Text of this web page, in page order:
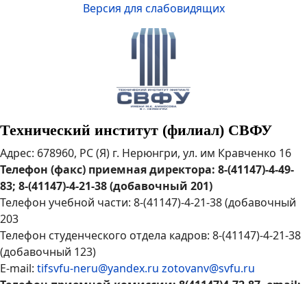
Версия для слабовидящих
Технический институт (филиал) СВФУ
Адрес: 678960, РС (Я) г. Нерюнгри, ул. им Кравченко 16
Телефон (факс) приемная директора: 8-(41147)-4-49-
83; 8-(41147)-4-21-38 (добавочный 201)
Телефон учебной части: 8-(41147)-4-21-38 (добавочный
203
Телефон студенческого отдела кадров: 8-(41147)-4-21-38
(добавочный 123)
E-mail: tifsvfu-neru@yandex.ru zotovanv@svfu.ru